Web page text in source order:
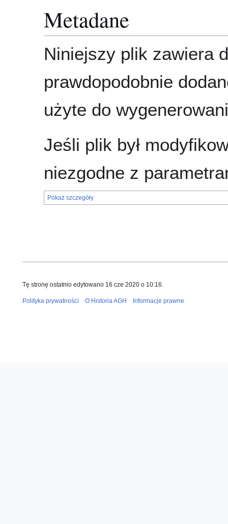
Metadane
Niniejszy plik zawiera
prawdopodobnie
użyte do
Jeśli plik był
niezgodne z
Pokaż szczegóły
Tę stronę ostatnio edytowano 16 cze 2020 o 10:16.
Polityka prywatności O Historia AGH Informacje prawne